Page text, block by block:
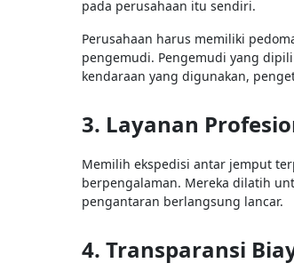
pada perusahaan itu sendiri.
Perusahaan harus memiliki
pengemudi. Pengemudi yang
kendaraan yang digunakan,
3. Layanan
Memilih ekspedisi antar jemput
berpengalaman. Mereka dilatih
pengantaran berlangsung lancar.
4. Transparansi